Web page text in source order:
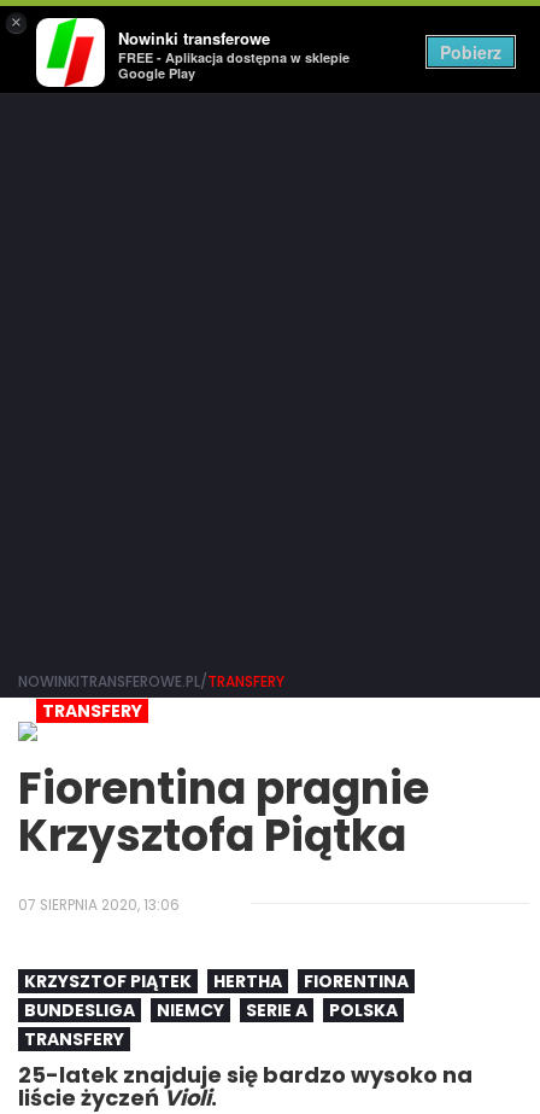
×
Nowinki transferowe
FREE - Aplikacja dostępna w sklepie
Google Play
Pobierz
NOWINKITRANSFEROWE.PL/TRANSFERY
TRANSFERY
Fiorentina pragnie
Krzysztofa Piątka
07 SIERPNIA 2020, 13:06
KRZYSZTOF PIĄTEK HERTHA
FIORENTINA
BUNDESLIGA
NIEMCY SERIE A
POLSKA
TRANSFERY
25-latek znajduje się bardzo wysoko na
liście życzeń Violi.